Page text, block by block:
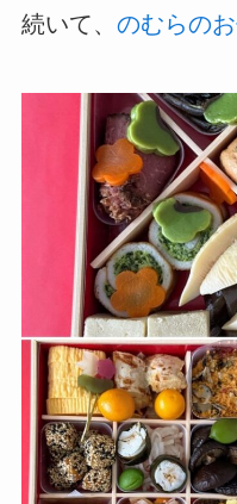
続いて、 のむらの